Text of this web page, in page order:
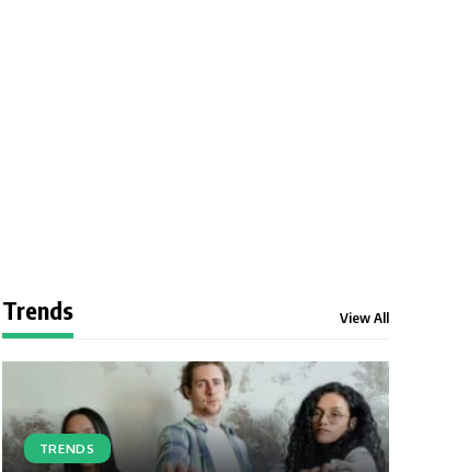
Trends View All
TRENDS